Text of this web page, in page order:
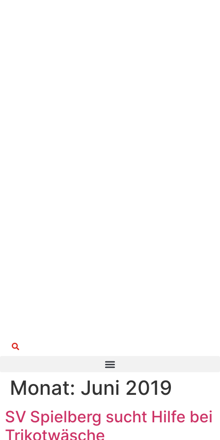
Suchen
Monat: Juni 2019
SV Spielberg sucht Hilfe bei
Trikotwäsche